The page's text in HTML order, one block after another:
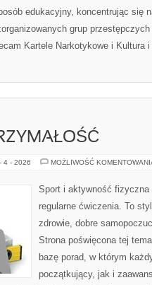
edukacyjny, koncentrując się
grup
Kartele Narkotykowe i Kultura
4 - 2026 MOŻLIWOŚĆ
Sport i aktywność
regularne ćwiczenia. To
zdrowie, dobre
Strona poświęcona tej
bazę porad, w którym
początkujący, jak i